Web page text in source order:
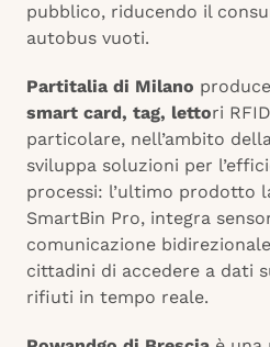
pubblico, riducendo il
autobus vuoti.
Partitalia di Milano
smart card, tag, lettori
particolare, nell’ambito
sviluppa soluzioni per
processi: l’ultimo prodotto
SmartBin Pro, integra
comunicazione
cittadini di accedere a dati
rifiuti in tempo reale.